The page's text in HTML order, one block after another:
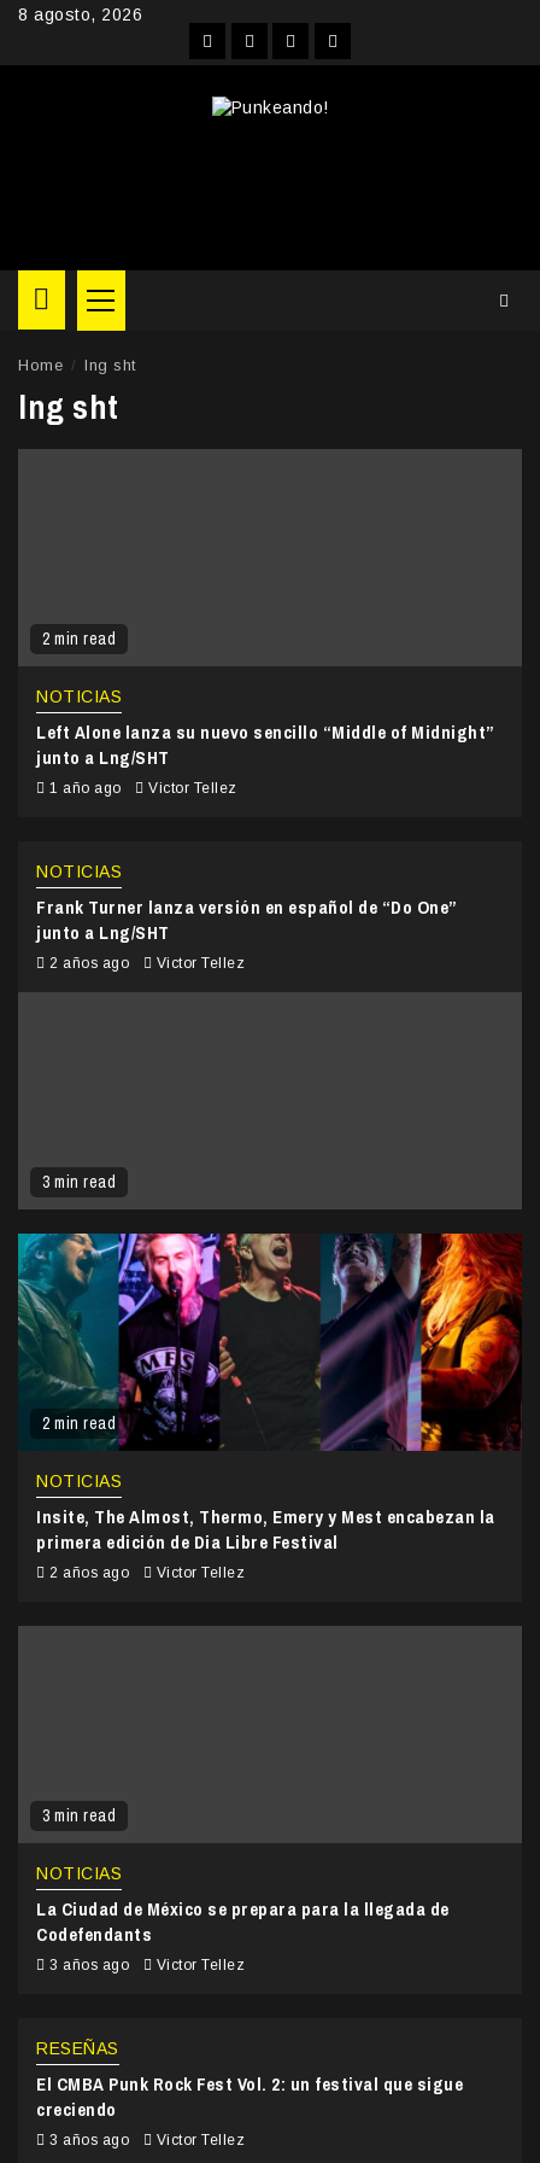
Skip8 agosto, 2026
FacebookInstagram
YouTubeTwitter
Primary
Menu
Home lng sht
lng sht
2 min read
NOTICIAS
Left Alone lanza su nuevo sencillo “Middle of Midnight”
junto a Lng/SHT
1 año ago Victor Tellez
3 min read
NOTICIAS
Frank Turner lanza versión en español de “Do One”
junto a Lng/SHT
2 años ago Victor Tellez
2 min read
NOTICIAS
Insite, The Almost, Thermo, Emery y Mest encabezan la
primera edición de Dia Libre Festival
2 años ago Victor Tellez
3 min read
NOTICIAS
La Ciudad de México se prepara para la llegada de
Codefendants
3 años ago Victor Tellez
RESEÑAS
El CMBA Punk Rock Fest Vol. 2: un festival que sigue
creciendo
3 años ago Victor Tellez